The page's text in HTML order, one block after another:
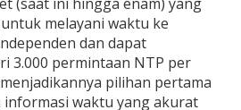
melayani waktu ke
dan dapat
3.000 permintaan NTP per
pilihan pertama
informasi waktu yang akurat